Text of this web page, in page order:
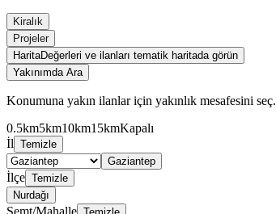
Kiralık
Projeler
HaritaDeğerleri ve ilanları tematik haritada görün
Yakınımda Ara
Konumuna yakın ilanlar için yakınlık mesafesini seç.
0.5km5km10km15kmKapalı
İl Temizle
Gaziantep
İlçe Temizle
Nurdağı
Semt/Mahalle